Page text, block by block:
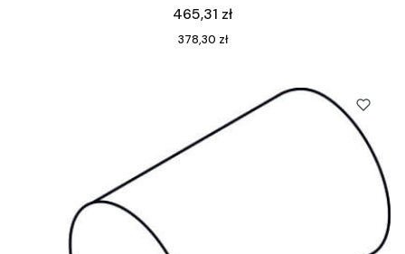
Cena
465,31 zł
Cena
378,30 zł